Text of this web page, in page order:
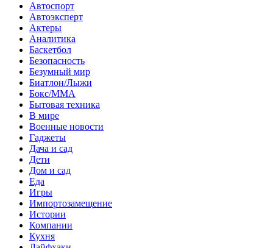
Автоспорт
Автоэксперт
Актеры
Аналитика
Баскетбол
Безопасность
Безумный мир
Биатлон/Лыжи
Бокс/MMA
Бытовая техника
В мире
Военные новости
Гаджеты
Дача и сад
Дети
Дом и сад
Еда
Игры
Импортозамещение
Истории
Компании
Кухня